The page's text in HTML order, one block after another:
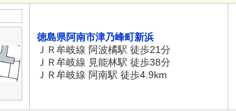
徳島県阿南市津乃峰町新浜
ＪＲ牟岐線 阿波橘駅 徒歩21分
ＪＲ牟岐線 見能林駅 徒歩38分
ＪＲ牟岐線 阿南駅 徒歩4.9km